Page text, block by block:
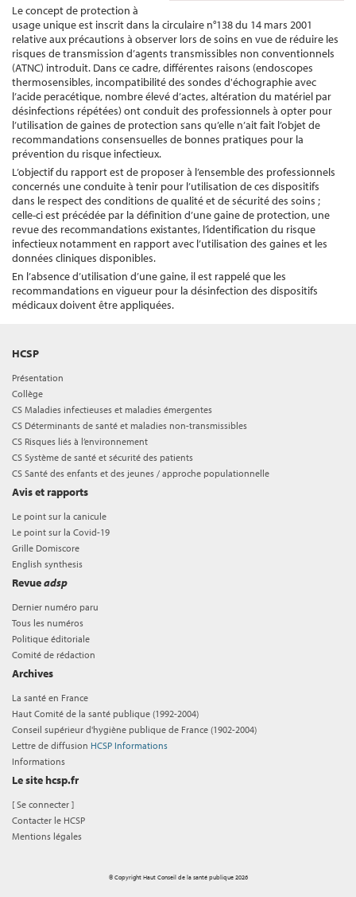
Le concept de protection à
usage unique est inscrit dans la circulaire n°138 du 14 mars 2001
relative aux précautions à observer lors de soins en vue de réduire les
risques de transmission d’agents transmissibles non conventionnels
(ATNC) introduit. Dans ce cadre, différentes raisons (endoscopes
thermosensibles, incompatibilité des sondes d'échographie avec
l’acide peracétique, nombre élevé d’actes, altération du matériel par
désinfections répétées) ont conduit des professionnels à opter pour
l’utilisation de gaines de protection sans qu’elle n’ait fait l’objet de
recommandations consensuelles de bonnes pratiques pour la
prévention du risque infectieux.
L’objectif du rapport est de proposer à l’ensemble des professionnels
concernés une conduite à tenir pour l’utilisation de ces dispositifs
dans le respect des conditions de qualité et de sécurité des soins ;
celle-ci est précédée par la définition d’une gaine de protection, une
revue des recommandations existantes, l’identification du risque
infectieux notamment en rapport avec l’utilisation des gaines et les
données cliniques disponibles.
En l’absence d’utilisation d’une gaine, il est rappelé que les
recommandations en vigueur pour la désinfection des dispositifs
médicaux doivent être appliquées.
HCSP
Présentation
Collège
CS Maladies infectieuses et maladies émergentes
CS Déterminants de santé et maladies non-transmissibles
CS Risques liés à l’environnement
CS Système de santé et sécurité des patients
CS Santé des enfants et des jeunes / approche populationnelle
Avis et rapports
Le point sur la canicule
Le point sur la Covid-19
Grille Domiscore
English synthesis
Revueadsp
Dernier numéro paru
Tous les numéros
Politique éditoriale
Comité de rédaction
Archives
La santé en France
Haut Comité de la santé publique (1992-2004)
Conseil supérieur d'hygiène publique de France (1902-2004)
Lettre de diffusion HCSP Informations
Informations
Le site hcsp.fr
[Se connecter ]
Contacter le HCSP
Mentions légales
© Copyright Haut Conseil de la santé publique 2026